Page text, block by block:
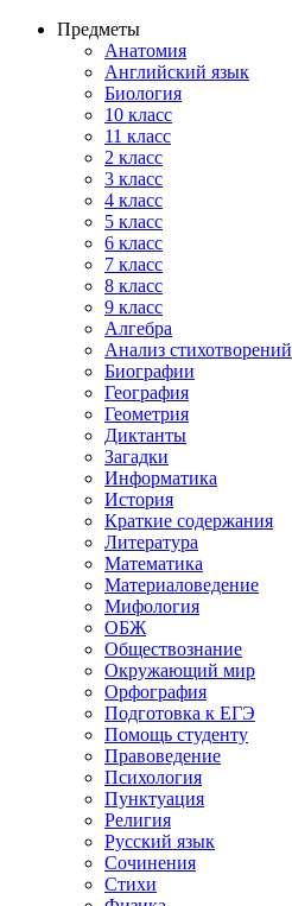
Предметы
Анатомия
Английский язык
Биология
10 класс
11 класс
2 класс
3 класс
4 класс
5 класс
6 класс
7 класс
8 класс
9 класс
Алгебра
Анализ стихотворений
Биографии
География
Геометрия
Диктанты
Загадки
Информатика
История
Краткие содержания
Литература
Математика
Материаловедение
Мифология
ОБЖ
Обществознание
Окружающий мир
Орфография
Подготовка к ЕГЭ
Помощь студенту
Правоведение
Психология
Пунктуация
Религия
Русский язык
Сочинения
Стихи